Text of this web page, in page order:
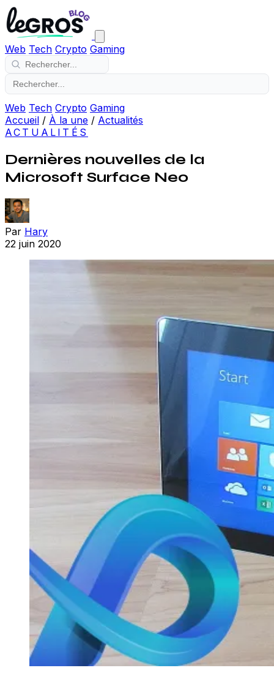
Web Tech Crypto Gaming
Web Tech Crypto Gaming
Accueil / À la une / Actualités
ACTUALITÉS
Dernières nouvelles de la
Microsoft Surface Neo
Par Hary
22 juin 2020